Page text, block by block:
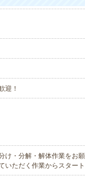
迎！
け・分解・解体作業をお
いただく作業からスター